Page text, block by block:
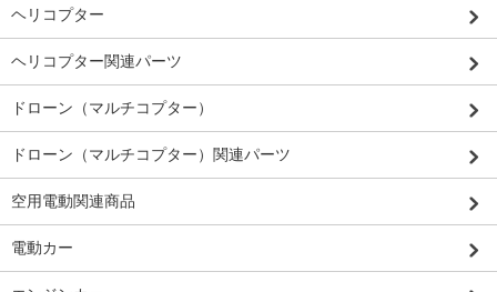
ヘリコプター
ヘリコプター関連パーツ
ドローン（マルチコプター）
ドローン（マルチコプター）関連パーツ
空用電動関連商品
電動カー